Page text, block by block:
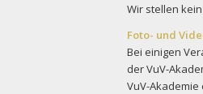
Wir stellen
Foto- und
Bei einigen
der VuV-
VuV-